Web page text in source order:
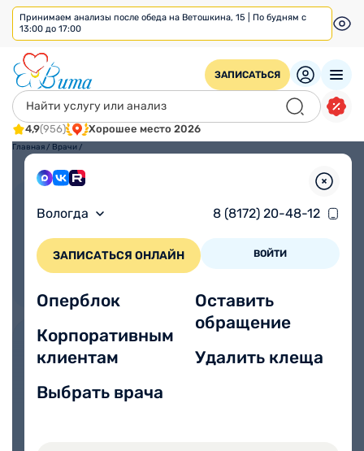
Принимаем анализы после обеда на Ветошкина, 15 | По будням с
13:00 до 17:00
ЗАПИСАТЬСЯ
4,9(956) Хорошее место 2026
Вологда 8 (8172) 20-48-12
ЗАПИСАТЬСЯ ОНЛАЙН ВОЙТИ
Оперблок
Корпоративным
клиентам
Выбрать врача
Оставить
обращение
Удалить клеща
Главная / Врачи /
Взрослым